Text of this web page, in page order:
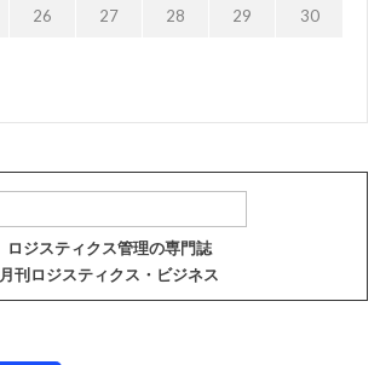
26 27 28 29 30
ロジスティクス管理の専門誌
月刊ロジスティクス・ビジネス